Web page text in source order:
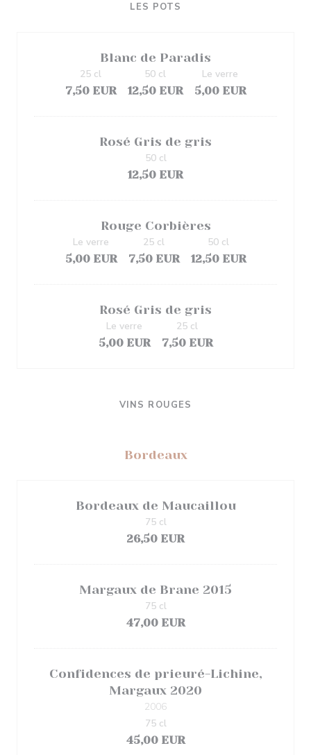
LES POTS
Blanc de Paradis
7,50 EUR
25 cl
12,50 EUR
50 cl
5,00 EUR
Le verre
Rosé Gris de gris
12,50 EUR
50 cl
Rouge Corbières
5,00 EUR
Le verre
7,50 EUR
25 cl
12,50 EUR
50 cl
Rosé Gris de gris
5,00 EUR
Le verre
7,50 EUR
25 cl
VINS ROUGES
Bordeaux
Bordeaux de Maucaillou
26,50 EUR
75 cl
Margaux de Brane 2015
47,00 EUR
75 cl
Confidences de prieuré-Lichine,
Margaux 2020
2006
45,00 EUR
75 cl